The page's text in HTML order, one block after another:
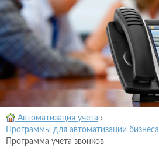
Автоматизация учета ›
Программы для автоматизации бизнеса
Программа учета звонков